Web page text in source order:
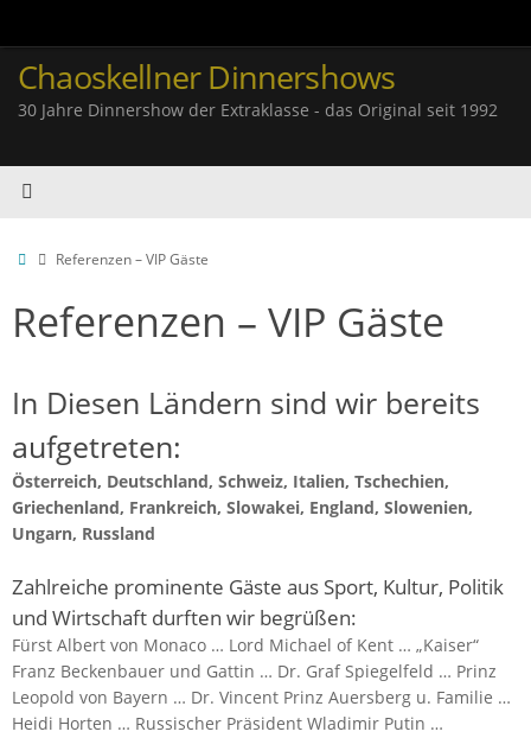
springen
Chaoskellner Dinnershows
30 Jahre Dinnershow der Extraklasse - das Original seit 1992
StartReferenzen – VIP Gäste
Referenzen – VIP Gäste
In Diesen Ländern sind wir bereits
aufgetreten:
Österreich, Deutschland, Schweiz, Italien, Tschechien,
Griechenland, Frankreich, Slowakei, England, Slowenien,
Ungarn, Russland
Zahlreiche prominente Gäste aus Sport, Kultur, Politik
und Wirtschaft durften wir begrüßen:
Fürst Albert von Monaco … Lord Michael of Kent … „Kaiser“
Franz Beckenbauer und Gattin … Dr. Graf Spiegelfeld … Prinz
Leopold von Bayern … Dr. Vincent Prinz Auersberg u. Familie …
Heidi Horten … Russischer Präsident Wladimir Putin …